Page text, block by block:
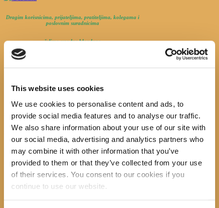
This website uses cookies
We use cookies to personalise content and ads, to
provide social media features and to analyse our traffic.
We also share information about your use of our site with
our social media, advertising and analytics partners who
may combine it with other information that you’ve
provided to them or that they’ve collected from your use
of their services. You consent to our cookies if you
continue to use our website.
Dragim korisnicima, prijateljima, pratiteljima, kolegama i
poslovnim suradnicima
želimo ugodne blagdane
sdr
Search
recent posts